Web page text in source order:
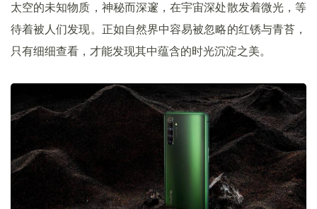
太空的未知物质，神秘而深邃，在宇宙深处散发着微光，等
待着被人们发现。正如自然界中容易被忽略的红锈与青苔，
只有细细查看，才能发现其中蕴含的时光沉淀之美。